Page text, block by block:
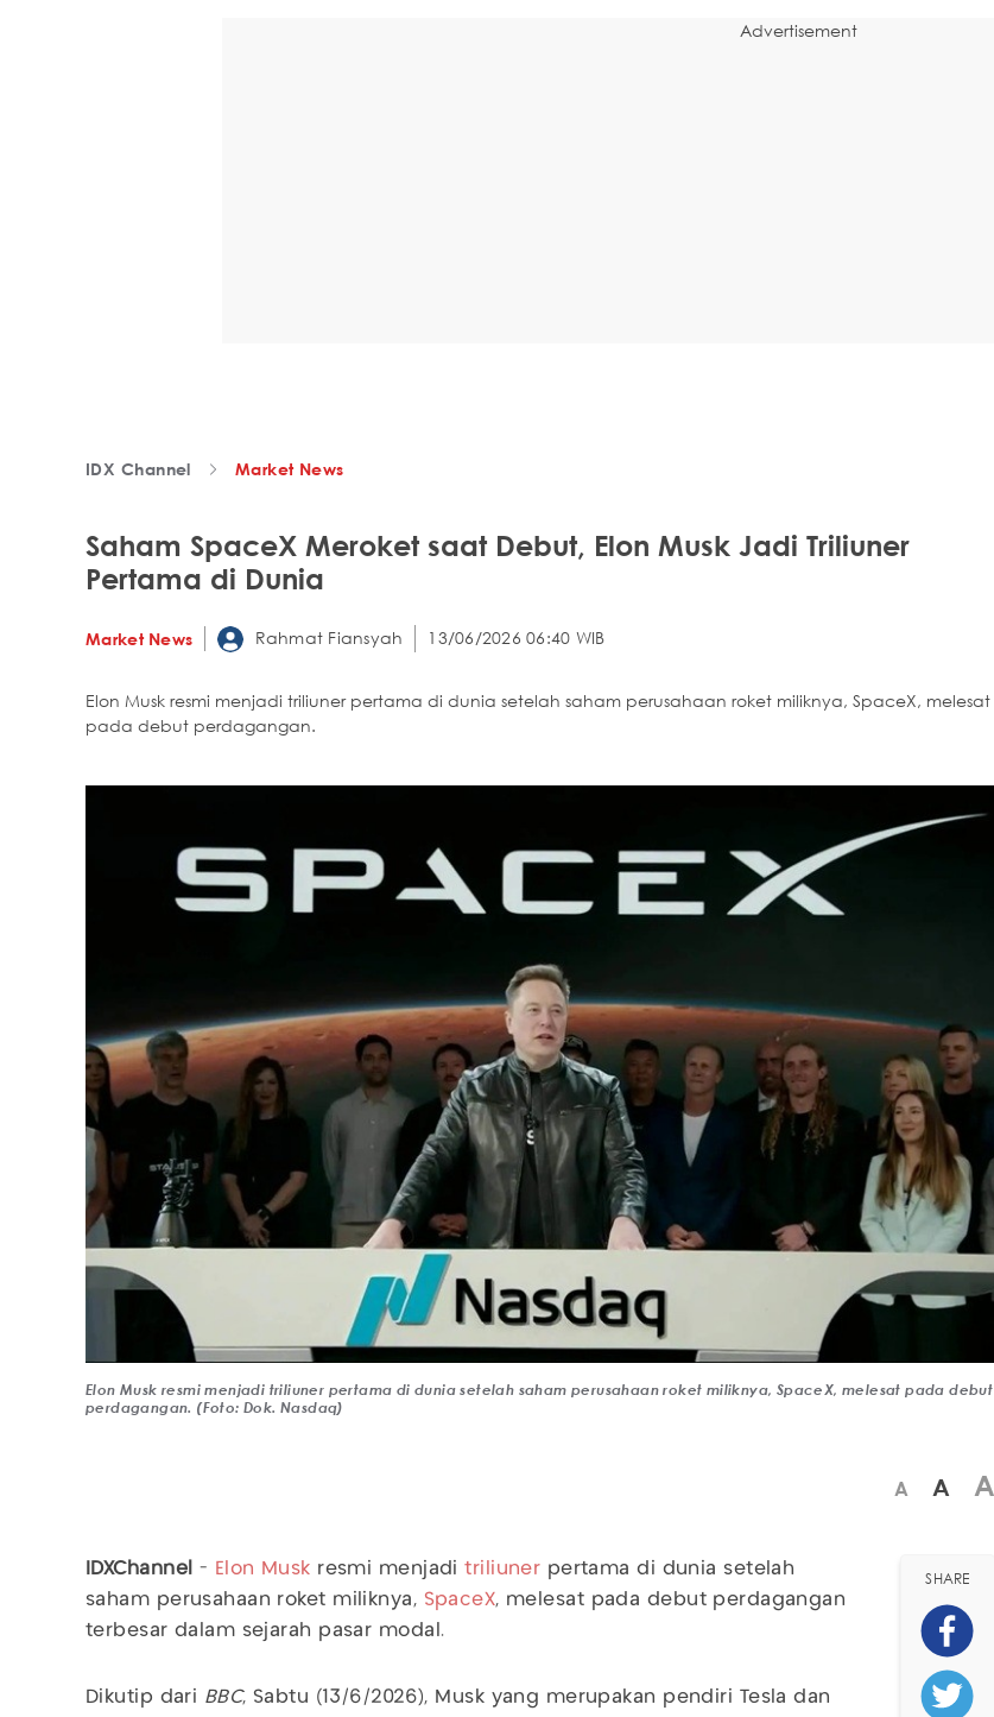
Advertisement
IDX Channel Market News
Saham SpaceX Meroket saat Debut, Elon Musk Jadi Triliuner
Pertama di Dunia
Market News Rahmat Fiansyah 13/06/2026 06:40 WIB
Elon Musk resmi menjadi triliuner pertama di dunia setelah saham perusahaan roket miliknya, SpaceX, melesat
pada debut perdagangan.
Elon Musk resmi menjadi triliuner pertama di dunia setelah saham perusahaan roket miliknya, SpaceX, melesat pada debut
perdagangan. (Foto: Dok. Nasdaq)
A A A
IDXChannel - Elon Musk resmi menjaditriliuner pertama di dunia setelah
saham perusahaan roket miliknya, SpaceX, melesat pada debut perdagangan
terbesar dalam sejarah pasar modal.
Dikutip dari BBC, Sabtu (13/6/2026), Musk yang merupakan pendiri Tesla dan
SHARE